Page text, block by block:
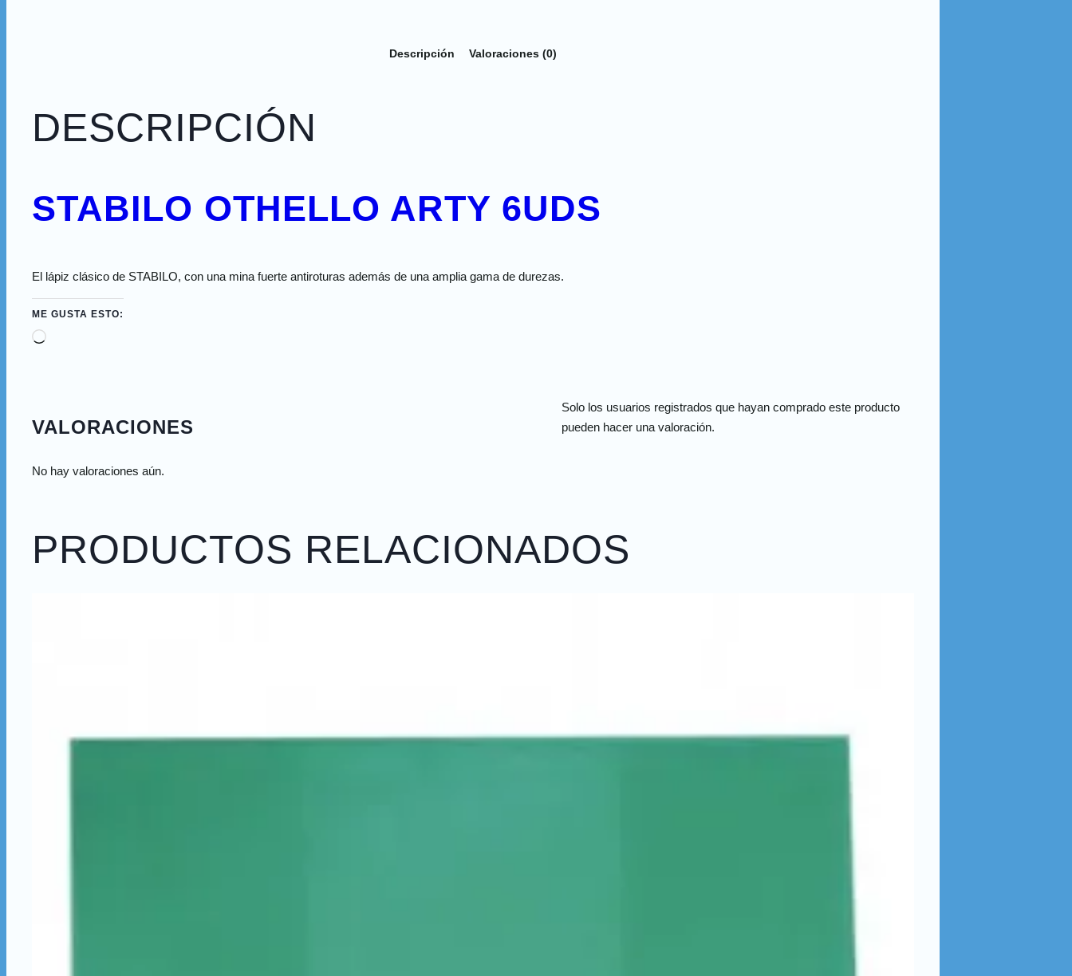
Descripción Valoraciones (0)
DESCRIPCIÓN
STABILO OTHELLO ARTY 6UDS
El lápiz clásico de STABILO, con una mina fuerte antiroturas además de una amplia gama de durezas.
ME GUSTA ESTO:
VALORACIONES
No hay valoraciones aún.
Solo los usuarios registrados que hayan comprado este producto
pueden hacer una valoración.
PRODUCTOS RELACIONADOS